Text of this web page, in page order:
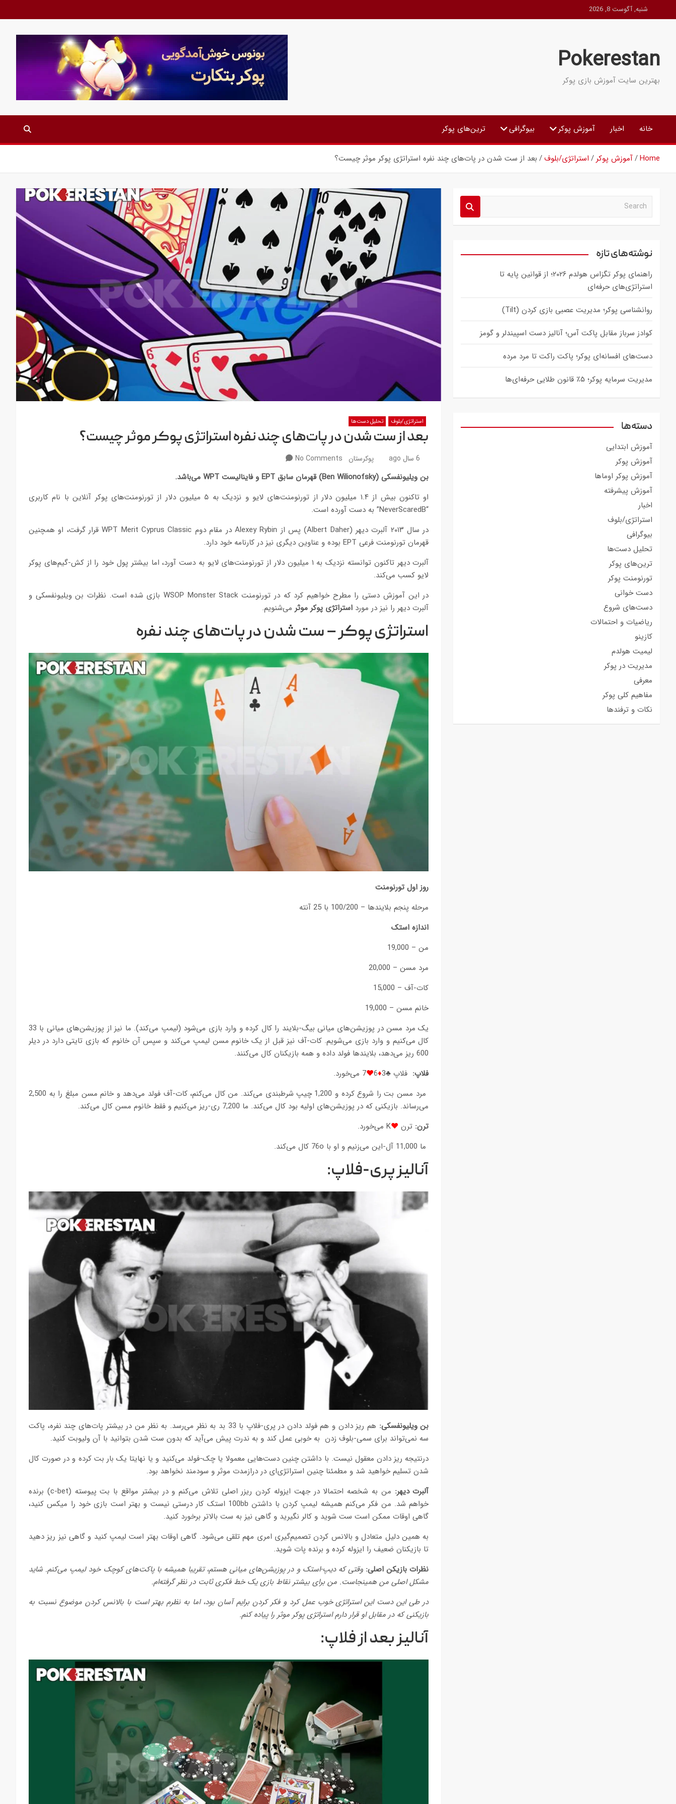
to
شنبه, آگوست 8, 2026
Pokerestan
بهترین سایت آموزش بازی پوکر
خانه اخبار آموزش پوکر بیوگرافی ترین‌های پوکر
Home آموزش پوکر استراتژی/بلوف بعد از ست شدن در پات‌های چند نفره استراتژی پوکر موثر چیست؟
استراتژی/بلوف تحلیل دست‌ها
بعد از ست شدن در پات‌های چند نفره استراتژی پوکر موثر چیست؟
6 سال ago پوکرستان No Comments
بن ویلیونفسکی (Ben Wilionofsky) قهرمان سابق EPTو فاینالیست WPTمی‌باشد.
او تاکنون بیش از ۱.۴ میلیون دلار از تورنومنت‌های لایو و نزدیک به ۵ میلیون دلار از تورنومنت‌های پوکر آنلاین با نام کاربری
“NeverScaredB” به دست آورده است.
در سال ۲۰۱۳ آلبرت دیهر (Albert Daher) پس از Alexey Rybin در مقام دوم WPT Merit Cyprus Classic قرار گرفت، او همچنین
قهرمان تورنومنت فرعی EPT بوده و عناوین دیگری نیز در کارنامه خود دارد.
آلبرت دیهر تاکنون توانسته نزدیک به ۱ میلیون دلار از تورنومنت‌های لایو به دست آورد، اما بیشتر پول خود را از کش-گیم‌های پوکر
لایو کسب می‌کند.
در این آموزش دستی را مطرح خواهیم کرد که در تورنومنت WSOP Monster Stack بازی شده است. نظرات بن ویلیونفسکی و
آلبرت دیهر را نیز در مورد استراتژی پوکر موثر می‌شنویم.
استراتژی پوکر – ست شدن در پات‌های چند نفره
روز اول تورنومنت
مرحله پنجم بلایندها – 100/200 با 25 آنته
اندازه استک
من – 19,000
مرد مسن – 20,000
کات-آف – 15,000
خانم مسن – 19,000
یک مرد مسن در پوزیشن‌های میانی بیگ-بلایند را کال کرده و وارد بازی می‌شود (لیمپ می‌کند). ما نیز از پوزیشن‌های میانی با 33
کال می‌کنیم و وارد بازی می‌شویم. کات-آف نیز قبل از یک خانوم مسن لیمپ می‌کند و سپس آن خانوم که بازی تایتی دارد در دیلر
600 ریز می‌دهد، بلایندها فولد داده و همه بازیکنان کال می‌کنند.
فلاپ: فلاپ ♣3 ♦
6
♥7 می‌خورد.
مرد مسن بت را شروع کرده و 1,200 چیپ شرطبندی می‌کند. من کال می‌کنم، کات-آف فولد می‌دهد و خانم مسن مبلغ را به 2,500
می‌رساند. بازیکنی که در پوزیشن‌های اولیه بود کال می‌کند. ما 7,200 ری-ریز می‌کنیم و فقط خانوم مسن کال می‌کند.
ترن: ترن ♥K می‌خورد.
ما 11,000 آل-این می‌زنیم و او با 76o کال می‌کند.
آنالیز پری-فلاپ:
بن ویلیونفسکی:
هم ریز دادن و هم فولد دادن در پری-فلاپ با 33 بد به نظر می‌رسد. به نظر من در بیشتر پات‌های چند نفره، پاکت
سه نمی‌تواند برای سمی-بلوف زدن به خوبی عمل کند و به ندرت پیش می‌آید که بدون ست شدن بتوانید با آن ولیوبت کنید.
درنتیجه ریز دادن معقول نیست. با داشتن چنین دست‌هایی معمولا یا چک-فولد می‌کنید و یا نهایتا یک بار بت کرده و در صورت کال
شدن تسلیم خواهید شد و مطمئنا چنین استراتژی‌ای در درازمدت موثر و سودمند نخواهد بود.
آلبرت دیهر:
من به شخصه احتمالا در جهت ایزوله کردن ریزر اصلی تلاش می‌کنم و در بیشتر مواقع با بت پیوسته (c-bet) برنده
خواهم شد. من فکر می‌کنم همیشه لیمپ کردن با داشتن 100bb استک کار درستی نیست و بهتر است بازی خود را میکس کنید،
گاهی اوقات ممکن است ست شوید و کالر نگیرید و گاهی نیز به ست بالاتر برخورد کنید.
به همین دلیل متعادل و بالانس کردن تصمیم‌گیری امری مهم تلقی می‌شود. گاهی اوقات بهتر است لیمپ کنید و گاهی نیز ریز دهید
تا بازیکنان ضعیف را ایزوله کرده و برنده پات شوید.
نظرات بازیکن اصلی:وقتی که دیپ-استک و در پوزیشن‌های میانی هستم، تقریبا همیشه با پاکت‌های کوچک خود لیمپ می‌کنم. شاید
مشکل اصلی من همینجاست. من برای بیشتر نقاط بازی یک خط فکری ثابت در نظر گرفته‌ام.
در طی این دست این استراتژی خوب عمل کرد و فکر کردن برایم آسان بود، اما به نظرم بهتر است با بالانس کردن موضوع نسبت به
بازیکنی که در مقابل او قرار دارم استراتژی پوکر موثر را پیاده کنم.
آنالیز بعد از فلاپ:
a
c
نوشته‌های تازه
راهنمای پوکر تگزاس هولدم ۲۰۲۶؛ از قوانین پایه تا
استراتژی‌های حرفه‌ای
روانشناسی پوکر؛ مدیریت عصبی بازی کردن (Tilt)
کوادز سرباز مقابل پاکت آس؛ آنالیز دست اسپیندلر و گومز
دست‌های افسانه‌ای پوکر؛ پاکت راکت تا مرد مرده
مدیریت سرمایه پوکر؛ ۵٪ قانون طلایی حرفه‌ای‌ها
دسته‌ها
آموزش ابتدایی
آموزش پوکر
آموزش پوکر اوماها
آموزش پیشرفته
اخبار
استراتژی/بلوف
بیوگرافی
تحلیل دست‌ها
ترین‌های پوکر
تورنومنت پوکر
دست خوانی
دست‌های شروع
ریاضیات و احتمالات
کازینو
لیمیت هولدم
مدیریت در پوکر
معرفی
مفاهیم کلی پوکر
نکات و ترفندها